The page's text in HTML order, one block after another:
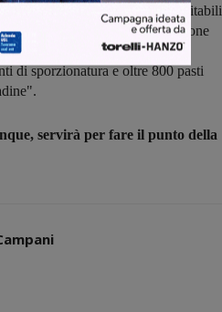
problemi logistici sono inevitabili
di un servizio refezione
Comune come San Giovanni
di sporzionatura e oltre 800 pasti
servirà per fare il punto della